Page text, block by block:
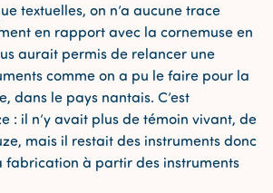
textuelles, on n’a aucune trace
en rapport avec la cornemuse en
aurait permis de relancer une
comme on a pu le faire pour la
dans le pays nantais. C’est
: il n’y avait plus de témoin vivant, de
mais il restait des instruments donc
fabrication à partir des instruments